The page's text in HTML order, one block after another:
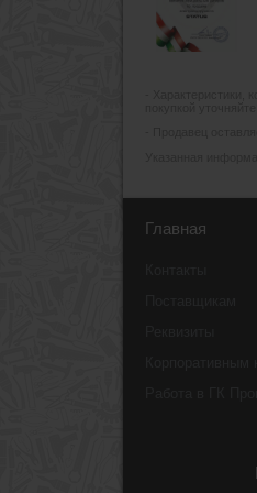
Главная